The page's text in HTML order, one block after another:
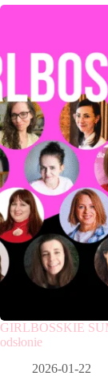
GIRLBOSSKIE
odsłonie
2026-01-22